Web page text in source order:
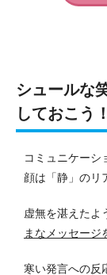
シュールな
しておこう！
コミュニケーシ
顔は「静」のリ
虚無を湛えたよ
まなメッセージ
寒い発言への反